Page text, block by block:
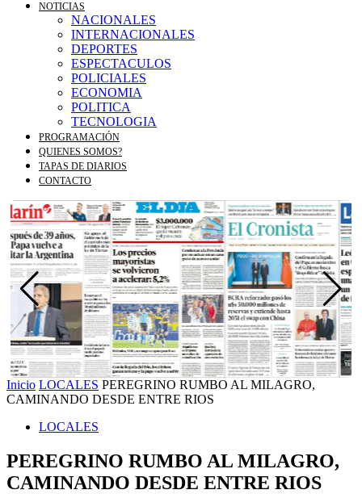
NOTICIAS
NACIONALES
INTERNACIONALES
DEPORTES
ESPECTACULOS
POLICIALES
ECONOMIA
POLITICA
TECNOLOGIA
PROGRAMACIÓN
QUIENES SOMOS?
TAPAS DE DIARIOS
CONTACTO
Inicio LOCALES PEREGRINO RUMBO AL MILAGRO,
CAMINANDO DESDE ENTRE RIOS
LOCALES
PEREGRINO RUMBO AL MILAGRO,
CAMINANDO DESDE ENTRE RIOS